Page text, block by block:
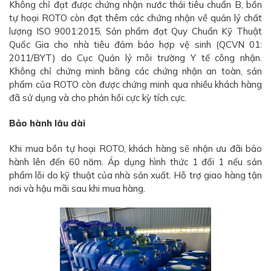
Không chỉ đạt được chứng nhận nước thải tiêu chuẩn B, bồn
tự hoại ROTO còn đạt thêm các chứng nhận về quản lý chất
lượng ISO 9001:2015, Sản phẩm đạt Quy Chuẩn Kỹ Thuật
Quốc Gia cho nhà tiêu đảm bảo hợp vệ sinh (QCVN 01:
2011/BYT) do Cục Quản lý môi trường Y tế công nhận.
Không chỉ chứng minh bằng các chứng nhận an toàn, sản
phẩm của ROTO còn được chứng minh qua nhiều khách hàng
đã sử dụng và cho phản hồi cực kỳ tích cực.
Bảo hành lâu dài
Khi mua bồn tự hoại ROTO, khách hàng sẽ nhận ưu đãi bảo
hành lên đến 60 năm. Áp dụng hình thức 1 đổi 1 nếu sản
phẩm lỗi do kỹ thuật của nhà sản xuất. Hỗ trợ giao hàng tận
nơi và hậu mãi sau khi mua hàng.